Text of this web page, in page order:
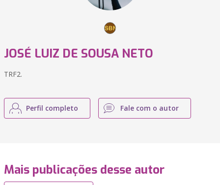
JOSÉ LUIZ DE SOUSA NETO
TRF2.
Perfil completo Fale com o autor
Mais publicações desse autor